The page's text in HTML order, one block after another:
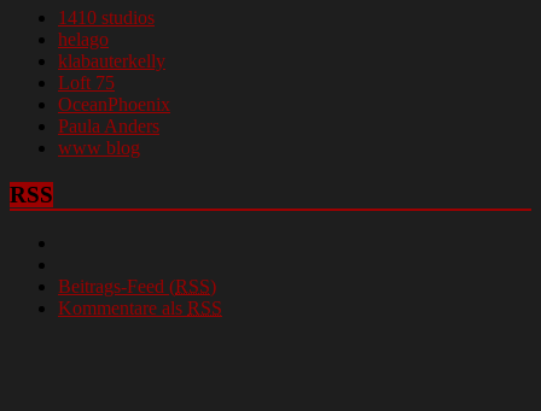
1410 studios
helago
klabauterkelly
Loft 75
OceanPhoenix
Paula Anders
www blog
RSS
Beitrags-Feed (RSS)
Kommentare als RSS